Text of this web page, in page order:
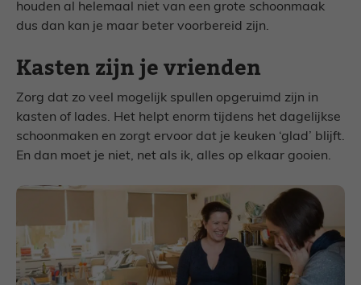
houden al helemaal niet van een grote schoonmaak
dus dan kan je maar beter voorbereid zijn.
Kasten zijn je vrienden
Zorg dat zo veel mogelijk spullen opgeruimd zijn in
kasten of lades. Het helpt enorm tijdens het dagelijkse
schoonmaken en zorgt ervoor dat je keuken ‘glad’ blijft.
En dan moet je niet, net als ik, alles op elkaar gooien.